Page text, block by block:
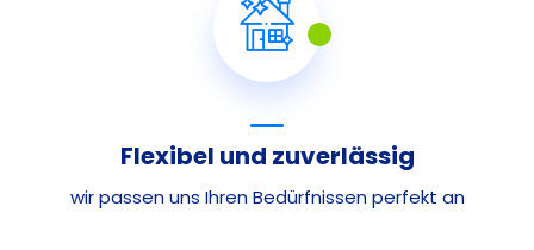
Flexibel und zuverlässig
wir passen uns Ihren Bedürfnissen perfekt an